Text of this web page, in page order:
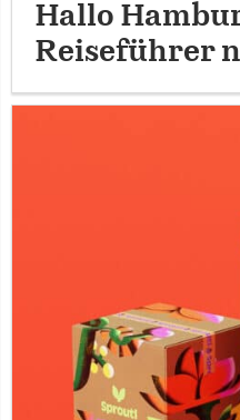
Hallo
Reiseführer